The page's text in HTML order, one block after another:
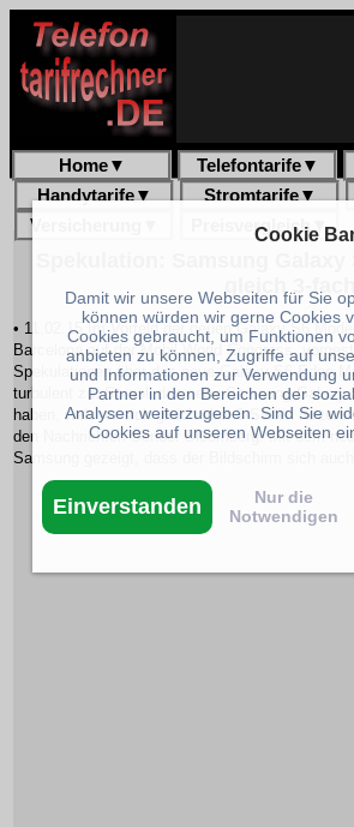
Home▼ Telefontarife▼
Handytarife▼ Stromtarife▼
Versicherung
Preisvergleich ▼
gleich 3-fach
• 11.02.15 Im Vorfeld der neuen Galaxy S6
Barcelona auf der Mobil World Congress,
Spekulationen über das neue Galaxy S6 Edge
turbulent zu. So soll das neue Samsung Galaxy
haben, welcher sich gleich über 3 Seiten
den Nachrichten-Sender Bloomberg. Mit dem
Samsung gezeigt, dass der Bildschirm sich
Cookie
Damit wir unsere Webseiten für Sie
können würden wir gerne Cookies
Cookies gebraucht, um Funktionen
anbieten zu können, Zugriffe auf
und Informationen zur Verwendung
Partner in den Bereichen der
Analysen weiterzugeben. Sind Sie
Cookies auf unseren Webseiten
Einverstanden
Nur die
Notwendigen